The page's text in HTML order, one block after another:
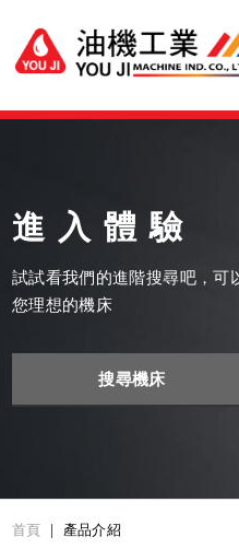
進入體驗
試試看我們的進階搜尋吧，可
您理想的機床
搜尋機床
首頁 產品介紹